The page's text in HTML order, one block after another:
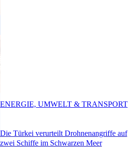
Die Türkei verurteilt Drohnenangriffe auf
zwei Schiffe im Schwarzen Meer
ENERGIE, UMWELT & TRANSPORT